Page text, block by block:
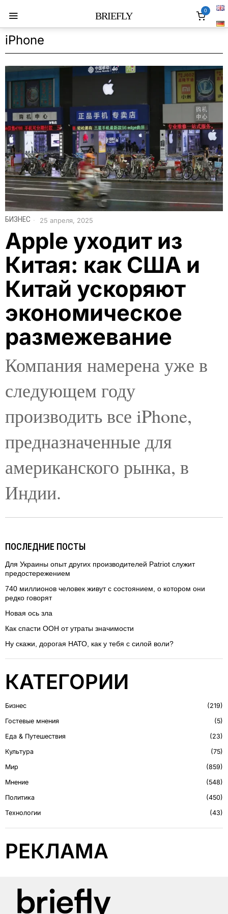
BRIEFLY 0
iPhone
БИЗНЕС 25 апреля, 2025
Apple уходит из
Китая: как США и
Китай ускоряют
экономическое
размежевание
Компания намерена уже в
следующем году
производить все iPhone,
предназначенные для
американского рынка, в
Индии.
ПОСЛЕДНИЕ ПОСТЫ
Для Украины опыт других производителей Patriot служит
предостережением
740 миллионов человек живут с состоянием, о котором они
редко говорят
Новая ось зла
Как спасти ООН от утраты значимости
Ну скажи, дорогая НАТО, как у тебя с силой воли?
КАТЕГОРИИ
Бизнес
219
Гостевые мнения
5
Еда & Путешествия
23
Культура
75
Мир
859
Мнение
548
Политика
450
Технологии
43
РЕКЛАМА